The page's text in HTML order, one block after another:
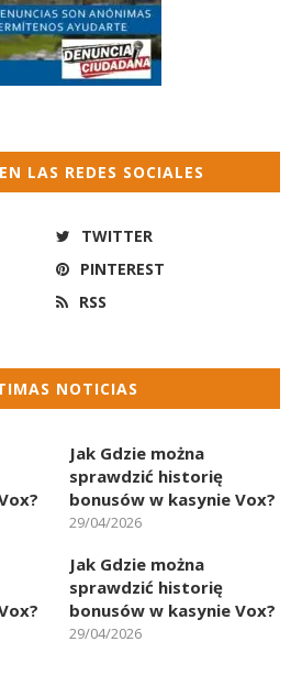
LAS REDES SOCIALES
TWITTER
PINTEREST
RSS
NOTICIAS
Jak Gdzie można
sprawdzić historię
bonusów w kasynie Vox?
29/04/2026
Jak Gdzie można
sprawdzić historię
bonusów w kasynie Vox?
29/04/2026